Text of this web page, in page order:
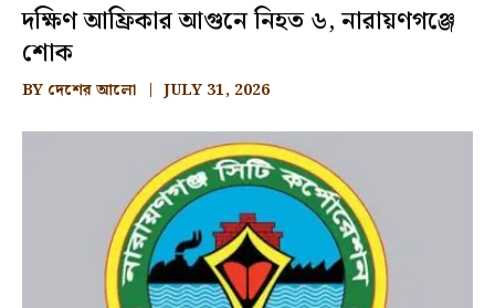
দক্ষিণ আফ্রিকার আগুনে নিহত ৬, নারায়ণগঞ্জে
শোক
BY দেশের আলো JULY 31, 2026